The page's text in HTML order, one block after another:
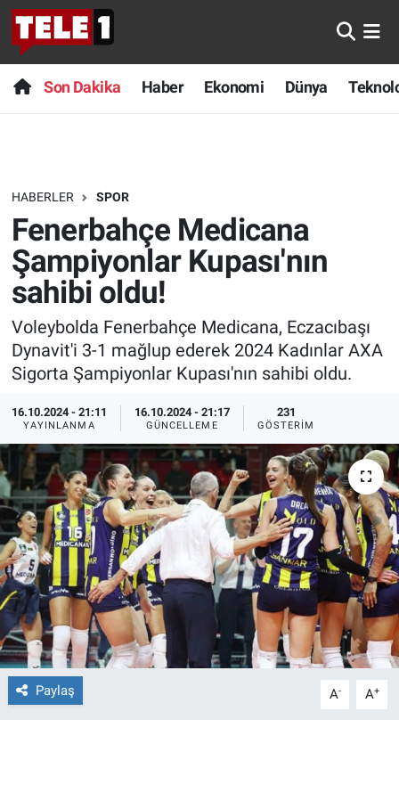
Son Dakika Haber Ekonomi Dünya
HABERLER SPOR
Fenerbahçe Medicana
Şampiyonlar Kupası'nın
sahibi oldu!
Voleybolda Fenerbahçe Medicana, Eczacıbaşı
Dynavit'i 3-1 mağlup ederek 2024 Kadınlar AXA
Sigorta Şampiyonlar Kupası'nın sahibi oldu.
16.10.2024 - 21:11
YAYINLANMA
16.10.2024 - 21:17
GÜNCELLEME
231
GÖSTERIM
Paylaş A- A+
Anında Manşet
Başka Sohbetler
Bilim turu
Bilim ve Teknoloji Evreni
Doğa Konuşuyor
Dünya
Ege Saati
Ege'den Esintiler
Eğitim
Eğlence
Ekonomi
Forum
Gerçeğin İzinde
Gün Başlıyor
Son Dakika
Haber
Dünya
Teknoloji
Sağlık
Spor
Yayın Akışı
İletişim
Nöbetçi Eczaneler
Hava Durumu
Trafik Durumu
Süper Lig Puan Durumu ve Fikstür
Tüm Manşetler
Son Dakika Haberleri
Haber Arşivi